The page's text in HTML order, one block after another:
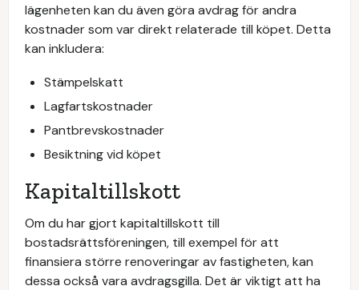
lägenheten kan du även göra avdrag för andra
kostnader som var direkt relaterade till köpet. Detta
kan inkludera:
Stämpelskatt
Lagfartskostnader
Pantbrevskostnader
Besiktning vid köpet
Kapitaltillskott
Om du har gjort kapitaltillskott till
bostadsrättsföreningen, till exempel för att
finansiera större renoveringar av fastigheten, kan
dessa också vara avdragsgilla. Det är viktigt att ha